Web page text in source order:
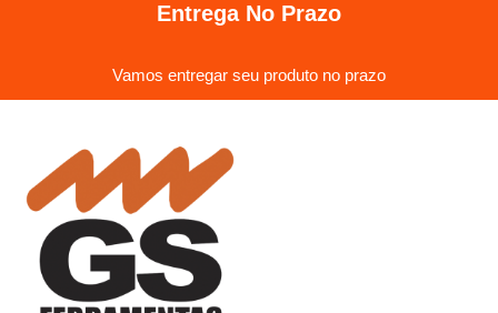
Entrega No Prazo
Vamos entregar seu produto no prazo